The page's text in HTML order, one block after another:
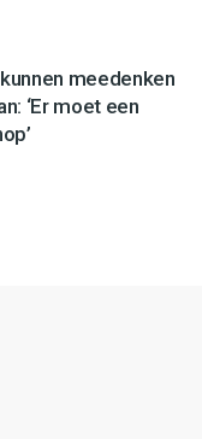
meedenken
‘Er moet een